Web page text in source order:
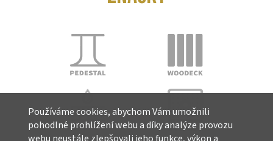
Používáme cookies, abychom Vám umožnili
pohodlné prohlížení webu a díky analýze provozu